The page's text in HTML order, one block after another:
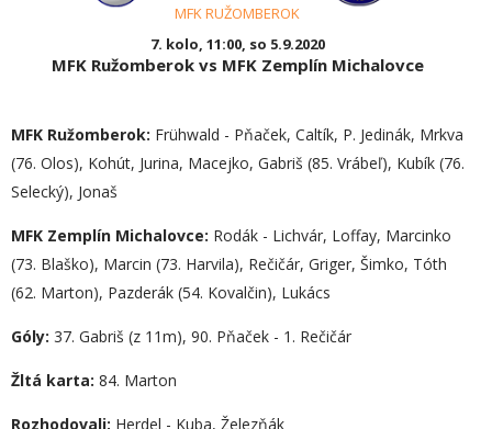
MFK RUŽOMBEROK
7. kolo, 11:00, so 5.9.2020
MFK Ružomberok vs MFK Zemplín Michalovce
MFK Ružomberok: Frühwald - Pňaček, Caltík, P. Jedinák, Mrkva
(76. Olos), Kohút, Jurina, Macejko, Gabriš (85. Vrábeľ), Kubík (76.
Selecký), Jonaš
MFK Zemplín Michalovce: Rodák - Lichvár, Loffay, Marcinko
(73. Blaško), Marcin (73. Harvila), Rečičár, Griger, Šimko, Tóth
(62. Marton), Pazderák (54. Kovalčin), Lukács
Góly: 37. Gabriš (z 11m), 90. Pňaček - 1. Rečičár
Žltá karta: 84. Marton
Rozhodovali: Herdel - Kuba, Železňák